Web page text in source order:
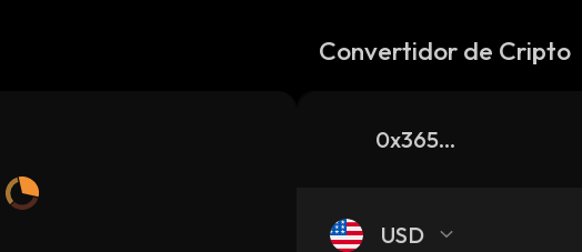
Convertidor de Cripto
0x3653b100b25547ea597a45bbe6642067b8fff631_binance_smart
USD